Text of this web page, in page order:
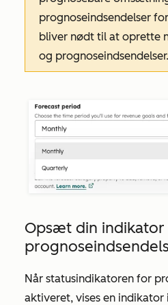
prognoseindsendelser
bliver nødt til at oprette
og prognoseindsendelser.
Opsæt din
Når statusindikatoren for
aktiveret, vises en indikator